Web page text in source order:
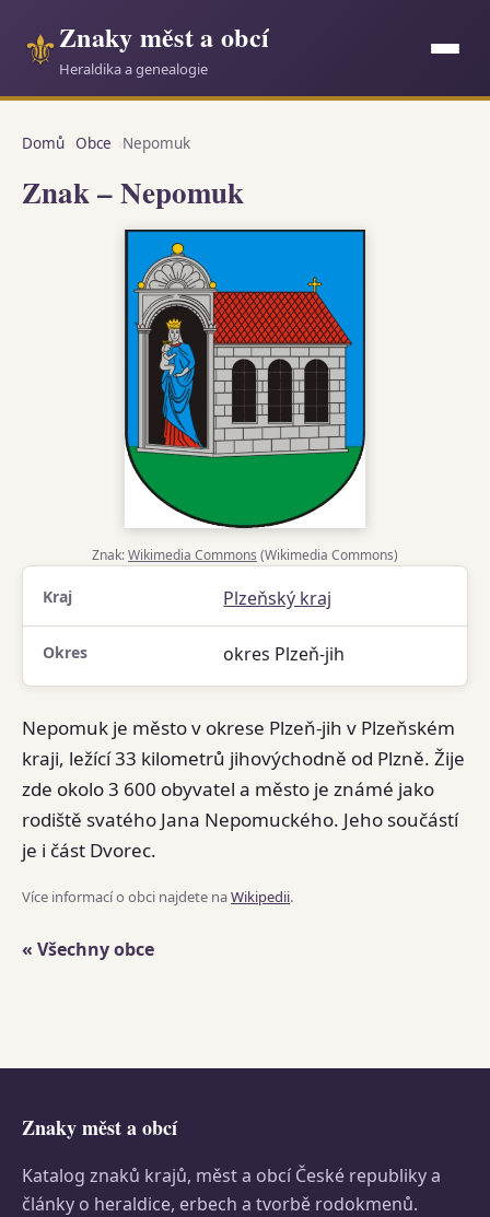
⚜Znaky měst a obcí
Heraldika a genealogie
Domů Obce Nepomuk
Znak – Nepomuk
Znak:Wikimedia Commons (Wikimedia Commons)
Kraj Plzeňský kraj
Okres okres Plzeň-jih
Nepomuk je město v okrese Plzeň-jih v Plzeňském
kraji, ležící 33 kilometrů jihovýchodně od Plzně. Žije
zde okolo 3 600 obyvatel a město je známé jako
rodiště svatého Jana Nepomuckého. Jeho součástí
je i část Dvorec.
Více informací o obci najdete naWikipedii.
« Všechny obce
Znaky měst a obcí
Katalog znaků krajů, měst a obcí České republiky a
články o heraldice, erbech a tvorbě rodokmenů.